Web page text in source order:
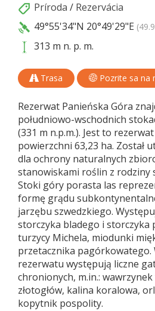
Príroda / Rezervácia
49°55'34"N 20°49'29"E
313 m n. p. m.
Trasa Pozrite sa na
Rezerwat Panieńska Góra
południowo-wschodnich
(331 m n.p.m.). Jest to
powierzchni 63,23 ha. Został
dla ochrony naturalnych
stanowiskami roślin z rodziny
Stoki góry porasta las
formę grądu
jarzębu szwedzkiego.
storczyka bladego i storczyka
turzycy Michela, miodunki
przetacznika pagórkowatego.
rezerwatu występują liczne
chronionych, m.in.: wawrzynek
złotogłów, kalina koralowa,
kopytnik pospolity.